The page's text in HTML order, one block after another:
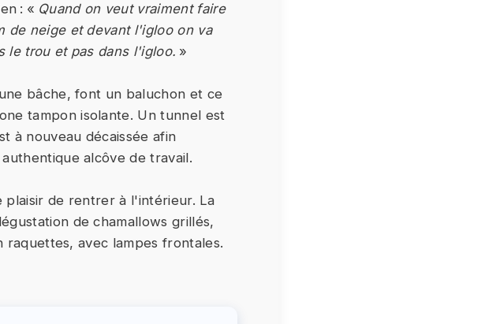
: « Quand on veut vraiment faire
de neige et devant l'igloo on va
le trou et pas dans l'igloo. »
bâche, font un baluchon et ce
tampon isolante. Un tunnel est
à nouveau décaissée afin
alcôve de travail.
plaisir de rentrer à l'intérieur. La
de chamallows grillés,
avec lampes frontales.